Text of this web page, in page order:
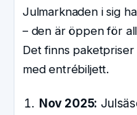
Julmarknaden i sig
– den är öppen för
Det finns
med entrébiljett.
Nov 2025: